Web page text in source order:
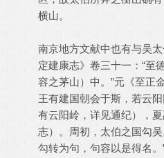
横山。
南京地方文献中也有与吴
定建康志》卷三十一：“至
容之茅山）中。”元《至正
王有建国朝会于斯，若云
有云阳岭，详见通纪），
志）。周初，太伯之国勾
勾转为句，句容以是得名